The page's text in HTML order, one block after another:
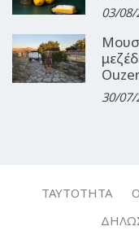
03/08/
30/07/
ΤΑΥΤΌΤΗΤΑ